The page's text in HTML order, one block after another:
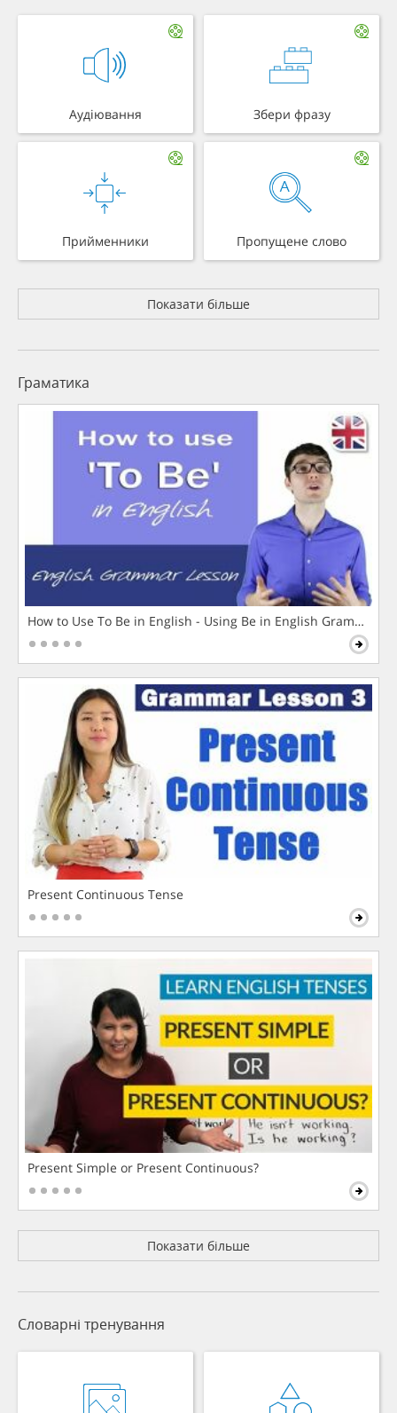
Аудіювання Збери фразу
Прийменники Пропущене слово
Показати більше
Граматика
How to Use To Be in English - Using Be in English Grammar
Present Continuous Tense
Present Simple or Present Continuous?
Показати більше
Словарні тренування